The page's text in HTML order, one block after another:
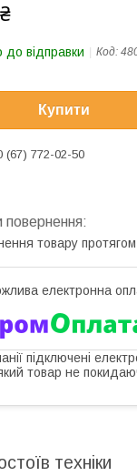
до відправки Код:
Купити
(67) 772-02-50
товару
підключені
товар не
техніки